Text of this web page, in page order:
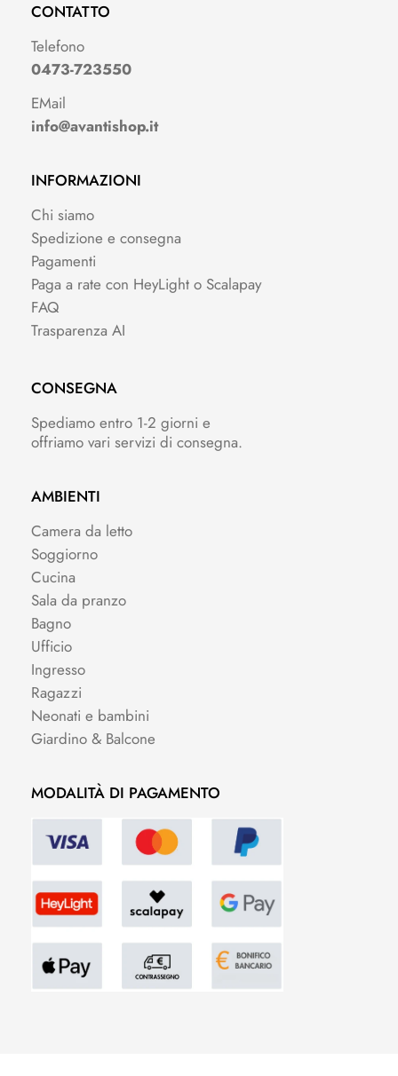
CONTATTO
Telefono
0473-723550
EMail
info@avantishop.it
INFORMAZIONI
Chi siamo
Spedizione e consegna
Pagamenti
Paga a rate con HeyLight o Scalapay
FAQ
Trasparenza AI
CONSEGNA
Spediamo entro 1-2 giorni e
offriamo vari servizi di consegna.
AMBIENTI
Camera da letto
Soggiorno
Cucina
Sala da pranzo
Bagno
Ufficio
Ingresso
Ragazzi
Neonati e bambini
Giardino & Balcone
MODALITÀ DI PAGAMENTO